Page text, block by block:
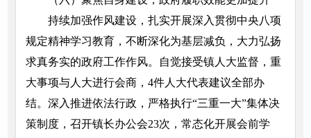
持续加强作风建设，扎实开展深入贯彻中央八项
规定精神学习教育，不断深化为基层减负，大力弘扬
求真务实的政府工作作风。自觉接受镇人大监督，重
大事项与人大进行会商，4件人大代表建议全部办
结。深入推进依法行政，严格执行“三重一大”集体决
策制度，召开镇长办公会23次，常态化开展会前学